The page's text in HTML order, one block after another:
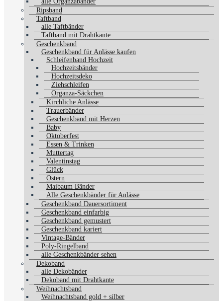
Ripsband
Taftband
alle Taftbänder
Taftband mit Drahtkante
Geschenkband
Geschenkband für Anlässe kaufen
Schleifenband Hochzeit
Hochzeitsbänder
Hochzeitsdeko
Ziehschleifen
Organza-Säckchen
Kirchliche Anlässe
Trauerbänder
Geschenkband mit Herzen
Baby
Oktoberfest
Essen & Trinken
Muttertag
Valentinstag
Glück
Ostern
Maibaum Bänder
Alle Geschenkbänder für Anlässe
Geschenkband Dauersortiment
Geschenkband einfarbig
Geschenkband gemustert
Geschenkband kariert
Vintage-Bänder
Poly-Ringelband
alle Geschenkbänder sehen
Dekoband
alle Dekobänder
Dekoband mit Drahtkante
Weihnachtsband
Weihnachtsband gold + silber